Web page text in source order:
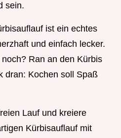
sein.
ist ein echtes
und einfach lecker.
Ran an den Kürbis
dran: Kochen soll Spaß
Lauf und kreiere
Kürbisauflauf mit